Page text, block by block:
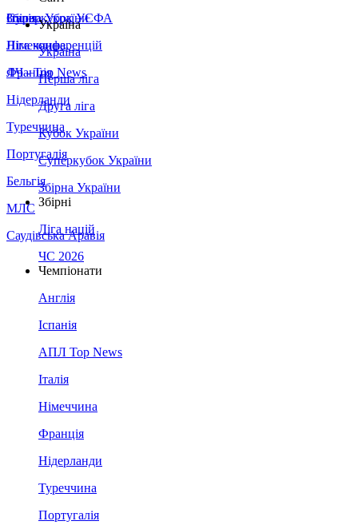
Збірна України
Італія
Німеччина
Франція
Нідерланди
Туреччина
Португалія
Бельгія
МЛС
Саудівська Аравія
Суперкубок УЄФА
Ліга конференцій
ЛЧ - Top News
Україна
Україна
Перша ліга
Друга ліга
Кубок України
Суперкубок України
Збірна України
Збірні
Ліга націй
ЧС 2026
Чемпіонати
Англія
Іспанія
АПЛ Top News
Італія
Німеччина
Франція
Нідерланди
Туреччина
Португалія